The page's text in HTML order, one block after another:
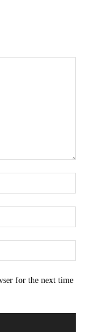
for the next time